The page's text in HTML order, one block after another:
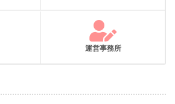
運営事務所